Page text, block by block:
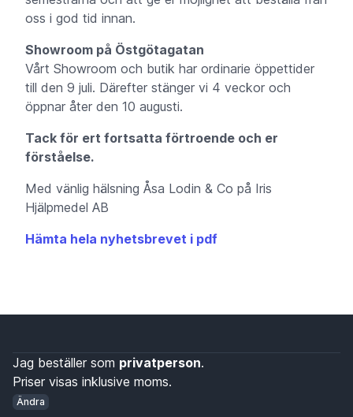
oss i god tid innan.
Showroom på Östgötagatan
Vårt Showroom och butik har ordinarie öppettider
till den 9 juli. Därefter stänger vi 4 veckor och
öppnar åter den 10 augusti.
Tack för ert fortsatta förtroende och er
förståelse.
Med vänlig hälsning Åsa Lodin & Co på Iris
Hjälpmedel AB
Hämta hela nyhetsbrevet i pdf
Jag beställer som privatperson.
Priser visas inklusive moms.
Ändra